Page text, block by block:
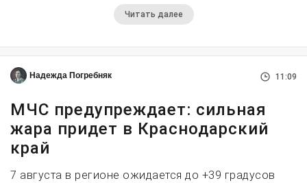
Читать далее
Надежда Погребняк 11:09
МЧС предупреждает: сильная
жара придет в Краснодарский
край
7 августа в регионе ожидается до +39 градусов